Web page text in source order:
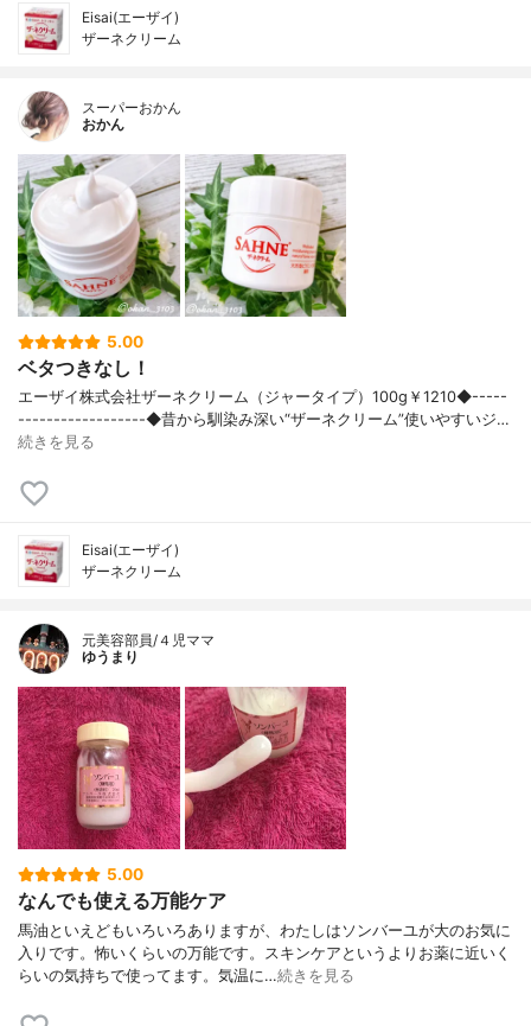
Eisai(エーザイ)
ザーネクリーム
スーパーおかん
おかん
5.00
ベタつきなし！
エーザイ株式会社ザーネクリーム（ジャータイプ）100g￥1210◆-----
------------------◆昔から馴染み深い“ザーネクリーム”使いやすいジ…
続きを見る
Eisai(エーザイ)
ザーネクリーム
元美容部員/４児ママ
ゆうまり
5.00
なんでも使える万能ケア
馬油といえどもいろいろありますが、わたしはソンバーユが大のお気に
入りです。怖いくらいの万能です。スキンケアというよりお薬に近いく
らいの気持ちで使ってます。気温に…続きを見る